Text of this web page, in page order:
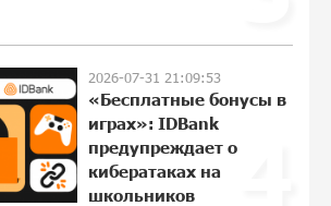
17:52:09 25-07-2026
Против кого вооружается
Азербайджан? Аршак Карапетян
12:15:55 23-07-2026
2026-07-31 21:09:53
«Бесплатные бонусы в
играх»: IDBank
предупреждает о
кибератаках на
школьников